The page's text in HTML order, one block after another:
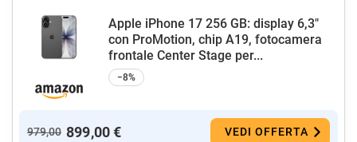
Apple iPhone 17 256 GB: display 6,3"
con ProMotion, chip A19, fotocamera
frontale Center Stage per...
−8%
979,00 899,00 € VEDI OFFERTA